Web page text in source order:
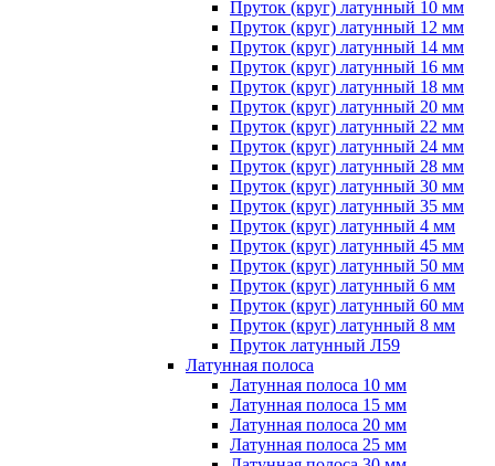
Пруток (круг) латунный 10 мм
Пруток (круг) латунный 12 мм
Пруток (круг) латунный 14 мм
Пруток (круг) латунный 16 мм
Пруток (круг) латунный 18 мм
Пруток (круг) латунный 20 мм
Пруток (круг) латунный 22 мм
Пруток (круг) латунный 24 мм
Пруток (круг) латунный 28 мм
Пруток (круг) латунный 30 мм
Пруток (круг) латунный 35 мм
Пруток (круг) латунный 4 мм
Пруток (круг) латунный 45 мм
Пруток (круг) латунный 50 мм
Пруток (круг) латунный 6 мм
Пруток (круг) латунный 60 мм
Пруток (круг) латунный 8 мм
Пруток латунный Л59
Латунная полоса
Латунная полоса 10 мм
Латунная полоса 15 мм
Латунная полоса 20 мм
Латунная полоса 25 мм